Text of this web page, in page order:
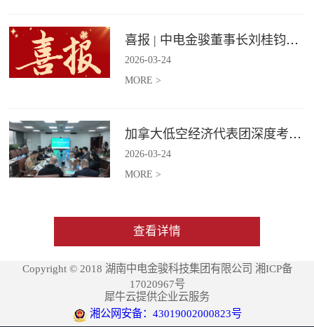
喜报 | 中电金骏董事长刘桂钧获雷锋街道第四届“雷锋榜样”模范人物称号
2026-03-24
MORE >
加拿大低空经济代表团深度考察中电金骏
2026-03-24
MORE >
查看详情
Copyright © 2018 湖南中电金骏科技集团有限公司 湘ICP备
17020967号
犀牛云提供企业云服务
湘公网安备：43019002000823号